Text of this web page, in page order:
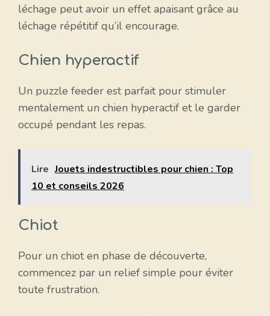
léchage peut avoir un effet apaisant grâce au
léchage répétitif qu’il encourage.
Chien hyperactif
Un puzzle feeder est parfait pour stimuler
mentalement un chien hyperactif et le garder
occupé pendant les repas.
Lire Jouets indestructibles pour chien : Top
10 et conseils 2026
Chiot
Pour un chiot en phase de découverte,
commencez par un relief simple pour éviter
toute frustration.